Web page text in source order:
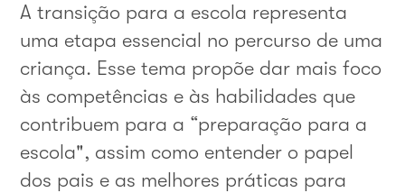
A transição para a escola representa
uma etapa essencial no percurso de uma
criança. Esse tema propõe dar mais foco
às competências e às habilidades que
contribuem para a “preparação para a
escola", assim como entender o papel
dos pais e as melhores práticas para